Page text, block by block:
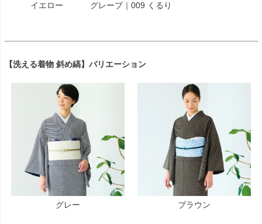
イエロー
グレープ｜009 くるり
【洗える着物 斜め縞】バリエーション
グレー ブラウン